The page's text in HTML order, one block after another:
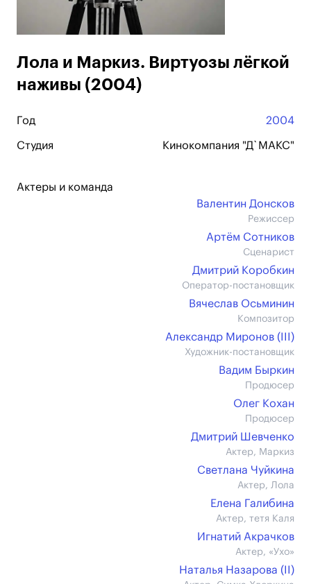
Лола и Маркиз. Виртуозы лёгкой
наживы (2004)
Год 2004
Студия Кинокомпания "Д`МАКС"
Актеры и команда
Валентин Донсков
Режиссер
Артём Сотников
Сценарист
Дмитрий Коробкин
Оператор-постановщик
Вячеслав Осьминин
Композитор
Александр Миронов (III)
Художник-постановщик
Вадим Быркин
Продюсер
Олег Кохан
Продюсер
Дмитрий Шевченко
Актер, Маркиз
Светлана Чуйкина
Актер, Лола
Елена Галибина
Актер, тетя Каля
Игнатий Акрачков
Актер, «Ухо»
Наталья Назарова (II)